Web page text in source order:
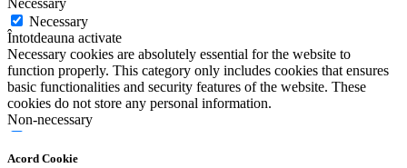
Acord Cookie
Necessary
Necessary
Întotdeauna activate
Necessary cookies are absolutely essential for the website to
function properly. This category only includes cookies that ensures
basic functionalities and security features of the website. These
cookies do not store any personal information.
Non-necessary
Any cookies that may not be particularly necessary for the website